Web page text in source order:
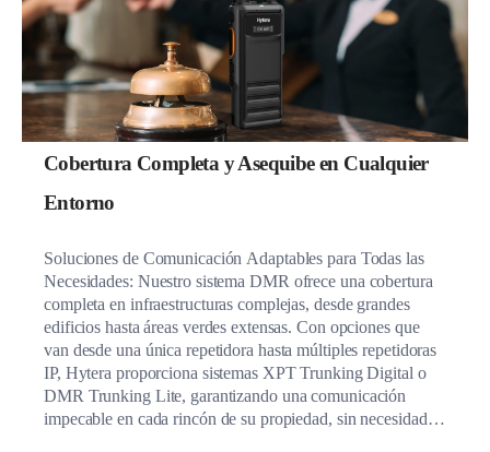
Cobertura Completa y Asequibe en Cualquier
Entorno
Soluciones de Comunicación Adaptables para Todas las
Necesidades: Nuestro sistema DMR ofrece una cobertura
completa en infraestructuras complejas, desde grandes
edificios hasta áreas verdes extensas. Con opciones que
van desde una única repetidora hasta múltiples repetidoras
IP, Hytera proporciona sistemas XPT Trunking Digital o
DMR Trunking Lite, garantizando una comunicación
impecable en cada rincón de su propiedad, sin necesidad